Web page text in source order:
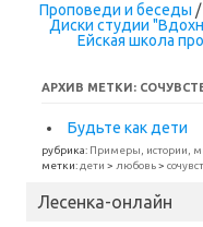
Проповеди и беседы /
Диски студии
Ейская школа
АРХИВ МЕТКИ:
Будьте как дети
рубрика: Примеры, истории,
метки: дети > любовь>
Лесенка-онлайн